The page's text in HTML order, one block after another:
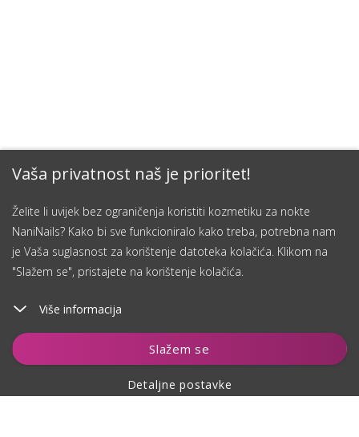
Vaša privatnost naš je prioritet!
Želite li uvijek bez ograničenja koristiti kozmetiku za nokte
NaniNails? Kako bi sve funkcioniralo kako treba, potrebna nam
je Vaša suglasnost za korištenje datoteka kolačića. Klikom na
"Slažem se", pristajete na korištenje kolačića.
Više informacija
Slažem se
Detaljne postavke